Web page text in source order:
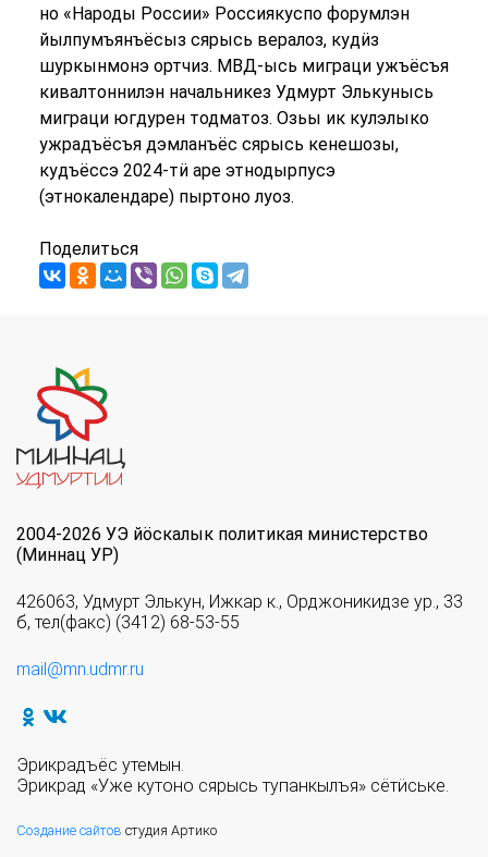
но «Народы России» Россиякуспо форумлэн
йылпумъянъёсыз сярысь вералоз, кудӥз
шуркынмонэ ортчиз. МВД-ысь миграци ужъёсъя
кивалтоннилэн начальникез Удмурт Элькунысь
миграци югдурен тодматоз. Озьы ик кулэлыко
ужрадъёсъя дэмланъёс сярысь кенешозы,
кудъёссэ 2024-тӥ аре этнодырпусэ
(этнокалендаре) пыртоно луоз.
Поделиться
2004-2026 УЭ йöскалык политикая министерство
(Миннац УР)
426063, Удмурт Элькун, Ижкар к., Орджоникидзе ур., 33
б, тел(факс) (3412) 68-53-55
mail@mn.udmr.ru
Эрикрадъёс утемын.
Эрикрад «Уже кутоно сярысь тупанкылъя» сётӥське.
Создание сайтов студия Артико